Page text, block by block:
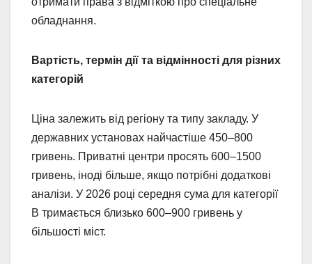
обладнання.
Вартість, термін дії та відмінності для різних
категорій
Ціна залежить від регіону та типу закладу. У
державних установах найчастіше 450–800
гривень. Приватні центри просять 600–1500
гривень, іноді більше, якщо потрібні додаткові
аналізи. У 2026 році середня сума для категорії
B тримається близько 600–900 гривень у
більшості міст.